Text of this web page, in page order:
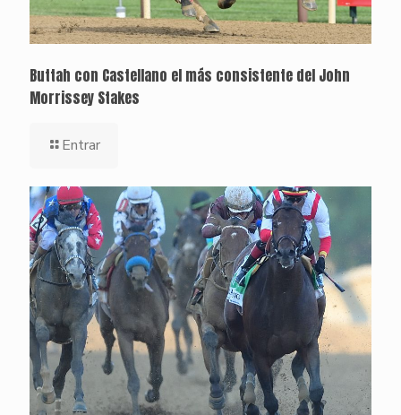
Buttah con Castellano el más consistente del John
Morrissey Stakes
Entrar